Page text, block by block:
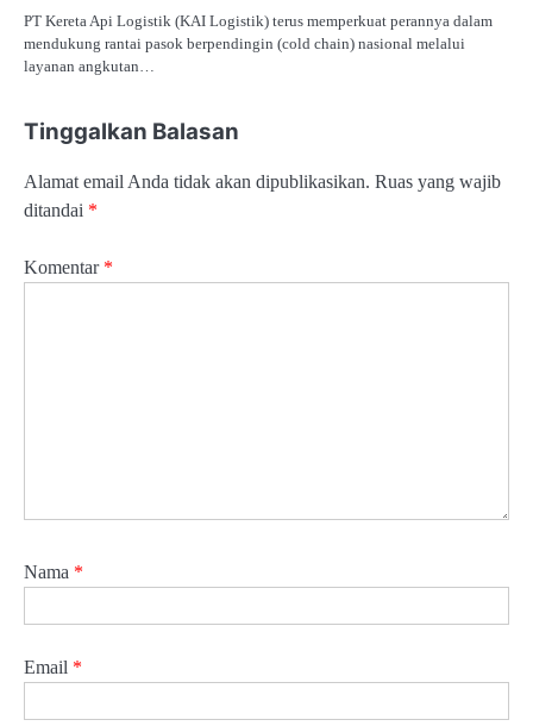
PT Kereta Api Logistik (KAI Logistik) terus memperkuat perannya dalam
mendukung rantai pasok berpendingin (cold chain) nasional melalui
layanan angkutan…
Tinggalkan Balasan
Alamat email Anda tidak akan dipublikasikan. Ruas yang wajib
ditandai *
Komentar *
Nama *
Email *